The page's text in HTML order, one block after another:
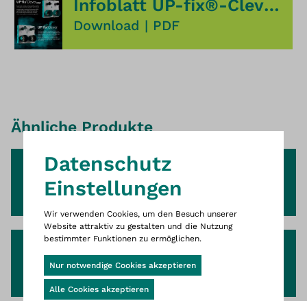
Infoblatt UP-fix®-Clever easy & UP-fix®-Clever
Download | PDF
Ähnliche Produkte
UP-fix® Clever
Rotguss
UP-fix® Clever
Messing
Dies ist die Website Wittigsthal
Datenschutz
Einstellungen
Wir verwenden Cookies, um den Besuch unserer
Website attraktiv zu gestalten und die Nutzung
bestimmter Funktionen zu ermöglichen.
Nur notwendige Cookies akzeptieren
Alle Cookies akzeptieren
Cookie-Banner